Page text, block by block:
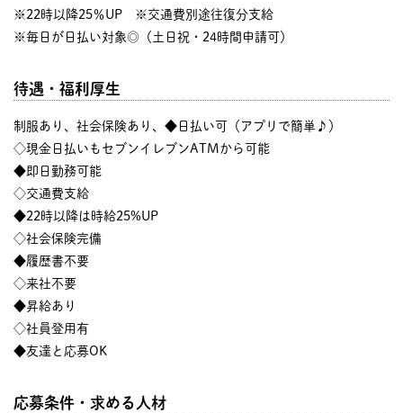
※22時以降25％UP ※交通費別途往復分支給
※毎日が日払い対象◎（土日祝・24時間申請可）
待遇・福利厚生
制服あり、社会保険あり、◆日払い可（アプリで簡単♪）
◇現金日払いもセブンイレブンATMから可能
◆即日勤務可能
◇交通費支給
◆22時以降は時給25%UP
◇社会保険完備
◆履歴書不要
◇来社不要
◆昇給あり
◇社員登用有
◆友達と応募OK
応募条件・求める人材